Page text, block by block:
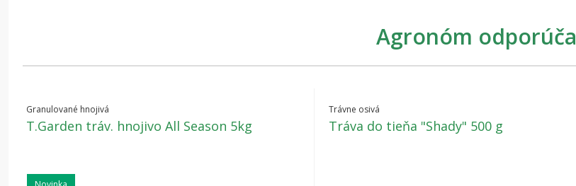
Agronóm odporúča
Granulované hnojivá
T.Garden tráv. hnojivo All Season 5kg
Trávne osivá
Tráva do tieňa "Shady" 500 g